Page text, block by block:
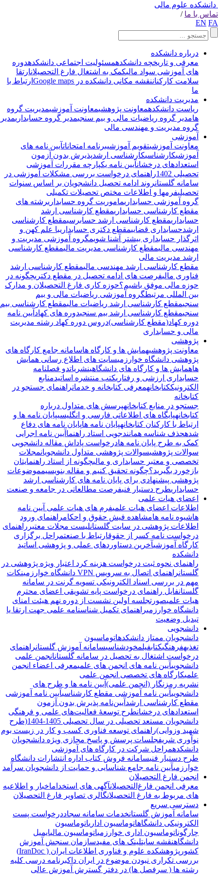
علوم مالی
با ما /
EN
درباره دانشکده
معرفی و تاریخچه دانشکدهمسئولیت اجتماعی دانشکدهدوره
های آموزشی سواد مالیکمک به اشتغال فارغ التحصیلانارتقا
سلامت کارکناننقشه مکانی دانشکده در Google maps
ارتباط با
ما
مدیریت دانشکده
ریاست دانشکدهمعاونت پژوهشیمعاونت آموزشیمدیریت گروه
هامدیر گروه ریاضیات مالی و بیم سنجیمدیر گروه حسابداریمدیر
گروه مدیریت و مهندسی مالی
آموزشی
معاونت آموزشیتقویم آموزشیبرنامه امتحاناتآیین نامه های
آموزشیکارشناسیکارشناسی ارشدپذیرش بدون آزمون
استعدادهای درخشانآیین نامه یکپارچه مقررات آموزشی
تحصیلی 1402
راهنمای درخواست بررسی مشکلات آموزشی در
سامانه گلستانروند ادامه تحصیل دانشجویان بر اساس سنوات
تحصیلیفرمها و اطلاعات مختص تحصیلات تکمیلی
گروه آموزشی حسابداریماموریت گروه حسابداریرشته های
مقطع کارشناسی حسابداریمقطع کارشناسی ارشد
حسابداریمقطع کارشناسی ارشد حسابرسیمقطع کارشناسی
ارشدحسابداری قضاییمقطع دکتری حسابداریبا علم کهن و
اثرگذار حسابداری بیشتر آشنا شویمگروه آموزشی مدیریت و
مهندسی مالیمقطع کارشناسی مدیریت مالیمقطع کارشناسی
ارشد مدیریت مالی
مقطع کارشناسی ارشد مهندسی مالیمقطع کارشناسی ارشد
فناوری مالیفرصت های ادامه تحصیل در مقطع دکتریچگونه در
حوزه مالی موفق باشیم؟حوزه کاری فارغ التحصیلان و مدارک
بین المللی مرتبطگروه آموزشی ریاضیات مالی و بیم
سنجیمقطع کارشناسی ارشد ریاضیات مالیمقطع کارشناسی بیم
سنجیمقطع کارشناسی ارشد بیم سنجیدوره های کهادآیین نامه
دوره کهاد(مقطع کارشناسی) دروس دوره کهاد رشته مدیریت
مالی و حسابداری
پژوهشی
معاونت پژوهشیهمایش ها و کارگاه هاسامانه جامع کارگاه های
پژوهشی دانشگاه خوارزمیسایت های اطلاع رسانی همایش
هاهمایش ها و کارگاه های دانشگاهینشریاتدو فصلنامه
حسابداری ارزشی و رفتاریکتب منتشره اساتیدمنابع
الکترونیککتابخانهمعرفی کتابخانه و خدماتراهنمای جستجو در
کتابخانه
جستجو در منابع کتابخانهپرسش های متداول درباره
کتابخانهپایگاه های اطلاعاتی فارسی و انگلیسیپایان نامه ها و
ارتباط با کارکنان کتابخانهپایان نامه هاپایان نامه های دفاع
شدهحذف شناسه همانندجویی استاد راهنماآیین نامه اجرایی
کمک به طرح پایان نامه هادرخواست پاداش مقاله دانشجویی
سوالات پژوهشیسوالات پژوهشی متداول دانشجویانمجلات
تخصصی و معتبر حسابداری و مالیچگونه از استاد راهنمایتان
بازخورد بگیرید؟چگونه تحقیق کنیم و مقاله بنویسیمموضوعات
پژوهشی پیشنهادی برای پایان نامه های کارشناسی ارشد
حسابداریطرح دستیار فنیفرصت مطالعاتی در جامعه و صنعت
اعضای هیات علمی
اطلاعات اعضای هیات علمیفرم های هیات علمی آیین نامه
هاشیوه نامه هامشاهده فیش حقوق و احکامراهنمای ورود
اطلاعات پژوهشی در سایت گلستانلیست مجلات معتبرراهنمای
درخواست نامه کسر از حقوقارتباط با صنعتمراحل برگزاری
کارگاه آموزشیآخرین دستاوردهای عملی و پژوهشی اساتید
دانشکده
راهنمای نحوه ثبت درخواست هزینه کرد اعتبار ویژه پژوهشی در
گلستانراهنمای اتصال به سرویس VPN دانشگاه خوارزمی
نکات
مهم در بررسی اسناد الکترونیکی تسویه گرنت در سامانه
گلستانفایل راهنمای درخواست پایه تشویقی اعضای محترم
هیات علمیصورتجلسه اولین نشست از دوره نهم هیئت امنای
دانشگاه خوارزمیراهنمای تکمیل شناسنامه علمی جهت ارتقا یا
تبدیل وضعیت
دانشجویی
دانشجویان ممتاز دانشکدهاتوماسیون
تغذیهفرهنگیکتابفیلمخودشناسیسامانه آموزش گلستانراهنمای
درخواست اشتغال به تحصیل در سامانه گلستانانجمن علمی
دانشجوییآیین نامه های انجمن های علمیمعرفی اعضاء انجمن
علمیکارگاه های تخصصی انجمن علمی
نشریه رمزنگار (انجمن علمی) آیین نامه ها و طرح های
دانشجوییآیین نامه آموزشی مقطع کارشناسیآیین نامه آموزشی
مقطع کارشناسی ارشدآیین‌نامه پذیرش بدون آزمون
استعدادهای درخشانطرح توسعۀ فعالیت‌های علمی و فرهنگی
دانشجویان مستعد تحصیلی در سال تحصیلی 1405-1404(طرح
شهید وزوایی) راهنمای توسعه فناوری کسب و کار در زیست بوم
نوآوری شریفجلسات پرسش و پاسخ مجازی ویژه دانشجویان
دانشکدهمراحل شرکت در کارگاه های آموزشی
طرح دستیار فنیسامانه فروش کتاب اداره انتشارات دانشگاه
خوارزمیآیین نامه جامع شناسایی و حمایت از دانشجویان سرآمد
انجمن فارغ التحصیلان
معرفی انجمن فارغ‌التحصیلانآگهی های استخدام اخبار و اطلاعیه
های مربوط به فارغ التحصیلانگالری تصاویر فارغ التحصیلان
دسترسی سریع
سامانه آموزش گلستانخدمات سامانه سجاددرخواست پست
الکترونیکی دانشگاهاتوماسیون اداریاتوماسیون
چارگوناتوماسیون اداری خوارزمیاتوماسیون مالیایمیل
دانشگاهنقشه سایتلینک های مفیدسازمان سنجش آموزش
کشورپژوهشکده علوم و فناوری اطلاعات ایران ( IranDoc)
بررسی تکراری نبودن موضوع در ایران داک برنامه درسی کلیه
رشته ها ( سرفصل ها) در دفتر گسترش آموزش عالی